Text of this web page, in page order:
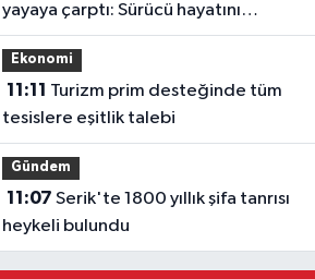
yayaya çarptı: Sürücü hayatını
kaybetti
Ekonomi
11:11
tesislere eşitlik talebi
Gündem
11:07
heykeli bulundu